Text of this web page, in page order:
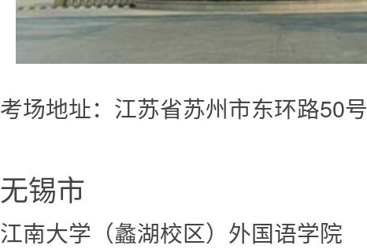
考场地址：江苏省苏州市东环路50号
无锡市
江南大学（蠡湖校区）外国语学院